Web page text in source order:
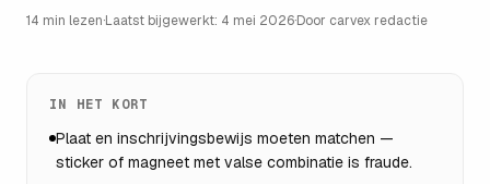
14 min lezen·Laatst bijgewerkt: 4 mei 2026·Door carvex redactie
IN HET KORT
Plaat en inschrijvingsbewijs moeten matchen —
sticker of magneet met valse combinatie is fraude.